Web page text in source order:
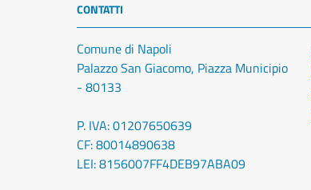
CONTATTI
Comune di Napoli
Palazzo San Giacomo, Piazza Municipio
- 80133
P. IVA: 01207650639
CF: 80014890638
LEI: 8156007FF4DEB97ABA09